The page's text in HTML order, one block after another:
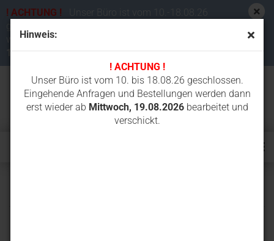
Hinweis:
! ACHTUNG !
Unser Büro ist vom 10. bis 18.08.26 geschlossen.
Eingehende Anfragen und Bestellungen werden dann
erst wieder ab Mittwoch, 19.08.2026bearbeitet und
verschickt.
! ACHTUNG !
Unser Büro ist vom 10.-18.08.26
werden dann erst wieder ab
19.08.2026bearbeitet und verschickt.